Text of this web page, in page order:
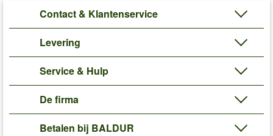
Contact & Klantenservice
Levering
Service & Hulp
De firma
Betalen bij BALDUR